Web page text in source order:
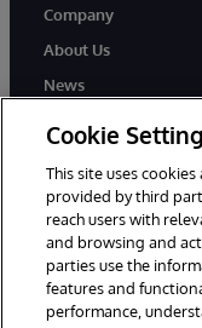
Company
About Us
News
© 1996-2026
Cookie
This site uses
provided by third
reach users with
and browsing and
parties use the
features and
performance,